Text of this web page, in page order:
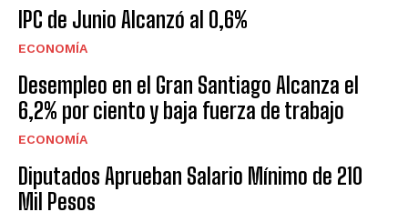
IPC de Junio Alcanzó al 0,6%
ECONOMÍA
Desempleo en el Gran Santiago Alcanza el
6,2% por ciento y baja fuerza de trabajo
ECONOMÍA
Diputados Aprueban Salario Mínimo de 210
Mil Pesos